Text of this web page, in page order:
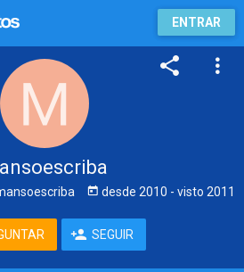
ENTRAR
desde 2010 - visto 2011
SEGUIR